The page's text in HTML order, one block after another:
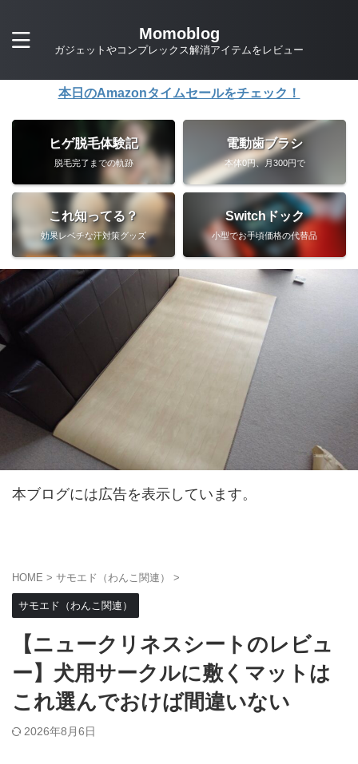
Momoblog
ガジェットやコンプレックス解消アイテムをレビュー
本日のAmazonタイムセールをチェック！
ヒゲ脱毛体験記
脱毛完了までの軌跡
電動歯ブラシ
本体0円、月300円で
これ知ってる？
効果レベチな汗対策グッズ
Switchドック
小型でお手頃価格の代替品
本ブログには広告を表示しています。
HOME > サモエド（わんこ関連） >
サモエド（わんこ関連）
【ニュークリネスシートのレビュ
ー】犬用サークルに敷くマットは
これ選んでおけば間違いない
2026年8月6日